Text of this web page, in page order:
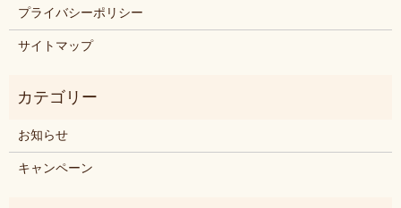
プライバシーポリシー
サイトマップ
お知らせ
キャンペーン